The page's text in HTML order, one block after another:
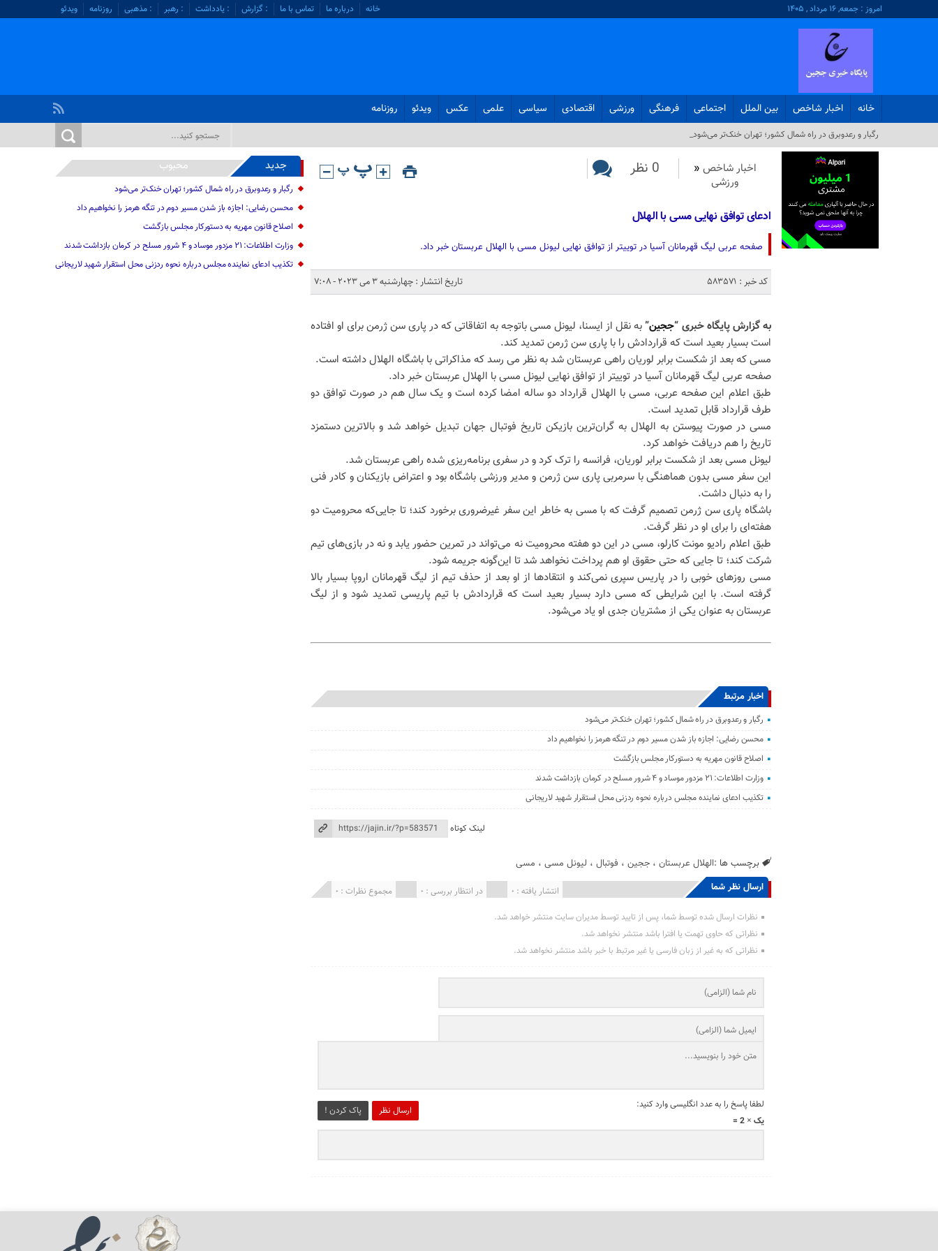
امروز : جمعه, ۱۶ مرداد , ۱۴۰۵ خانه درباره ما تماس با ما : گزارش : یادداشت : رهبر : مذهبی روزنامه ویدئو
خانه اخبار شاخص بین الملل اجتماعی فرهنگی ورزشی اقتصادی سیاسی علمی عکس ویدئو روزنامه
رگبار و رعدوبرق در راه شمال کشور؛ تهران خنک‌تر می‌شود_
اخبار شاخص «
ورزشی
0 نظر
ادعای توافق نهایی مسی با الهلال
صفحه عربی لیگ قهرمانان آسیا در توییتر از توافق نهایی لیونل مسی با الهلال عربستان خبر داد.
کد خبر : 583571 تاریخ انتشار : چهارشنبه 3 می 2023 - 7:08
به گزارش پایگاه خبری “ججین”به نقل از ایسنا، لیونل مسی باتوجه به اتفاقاتی که در پاری سن ژرمن برای او افتاده
است بسیار بعید است که قراردادش را با پاری سن ژرمن تمدید کند.
مسی که بعد از شکست برابر لوریان راهی عربستان شد به نظر می رسد که مذاکراتی با باشگاه الهلال داشته است.
صفحه عربی لیگ قهرمانان آسیا در توییتر از توافق نهایی لیونل مسی با الهلال عربستان خبر داد.
طبق اعلام این صفحه عربی، مسی با الهلال قرارداد دو ساله امضا کرده است و یک سال هم در صورت توافق دو
طرف قرارداد قابل تمدید است.
مسی در صورت پیوستن به الهلال به گران‌ترین بازیکن تاریخ فوتبال جهان تبدیل خواهد شد و بالاترین دستمزد
تاریخ را هم دریافت خواهد کرد.
لیونل مسی بعد از شکست برابر لوریان، فرانسه را ترک کرد و در سفری برنامه‌ریزی شده راهی عربستان شد.
این سفر مسی بدون هماهنگی با سرمربی پاری سن ژرمن و مدیر ورزشی باشگاه بود و اعتراض بازیکنان و کادر فنی
را به دنبال داشت.
باشگاه پاری سن ژرمن تصمیم گرفت که با مسی به خاطر این سفر غیرضروری برخورد کند؛ تا جایی‌که محرومیت دو
هفته‌ای را برای او در نظر گرفت.
طبق اعلام رادیو مونت کارلو، مسی در این دو هفته محرومیت نه می‌تواند در تمرین حضور یابد و نه در بازی‌های تیم
شرکت کند؛ تا جایی که حتی حقوق او هم پرداخت نخواهد شد تا این‌گونه جریمه شود.
مسی روزهای خوبی را در پاریس سپری نمی‌کند و انتقادها از او بعد از حذف تیم از لیگ قهرمانان اروپا بسیار بالا
گرفته است. با این شرایطی که مسی دارد بسیار بعید است که قراردادش با تیم پاریسی تمدید شود و از لیگ
عربستان به عنوان یکی از مشتریان جدی او یاد می‌شود.
اخبار مرتبط
رگبار و رعدوبرق در راه شمال کشور؛ تهران خنک‌تر می‌شود
محسن رضایی: اجازه باز شدن مسیر دوم در تنگه هرمز را نخواهیم داد
اصلاح قانون مهریه به دستورکار مجلس بازگشت
وزارت اطلاعات: ۲۱ مزدور موساد و ۴ شرور مسلح در کرمان بازداشت شدند
تکذیب ادعای نماینده مجلس درباره نحوه ردزنی محل استقرار شهید لاریجانی
لینک کوتاه
برچسب ها :الهلال عربستان ،ججین ، فوتبال ، لیونل مسی ، مسی
ارسال نظر شما مجموع نظرات : 0 در انتظار بررسی : 0 انتشار یافته : 0
نظرات ارسال شده توسط شما، پس از تایید توسط مدیران سایت منتشر خواهد شد.
نظراتی که حاوی تهمت یا افترا باشد منتشر نخواهد شد.
نظراتی که به غیر از زبان فارسی یا غیر مرتبط با خبر باشد منتشر نخواهد شد.
ارسال نظر پاک کردن !
لطفا پاسخ را به عدد انگلیسی وارد کنید:
یک × 2 =
جدید محبوب
رگبار و رعدوبرق در راه شمال کشور؛ تهران خنک‌تر می‌شود
محسن رضایی: اجازه باز شدن مسیر دوم در تنگه هرمز را نخواهیم داد
اصلاح قانون مهریه به دستورکار مجلس بازگشت
وزارت اطلاعات: ۲۱ مزدور موساد و ۴ شرور مسلح در کرمان بازداشت شدند
تکذیب ادعای نماینده مجلس درباره نحوه ردزنی محل استقرار شهید لاریجانی